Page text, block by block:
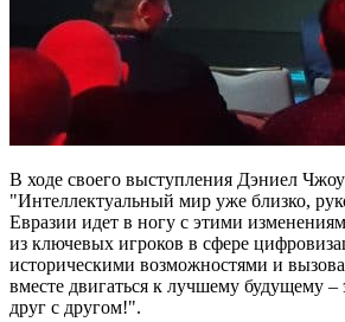
В ходе своего выступления Дэниел
"Интеллектуальный мир уже близко,
Евразии идет в ногу с этими
из ключевых игроков в сфере
историческими возможностями и
вместе двигаться к лучшему будущему –
друг с другом!".